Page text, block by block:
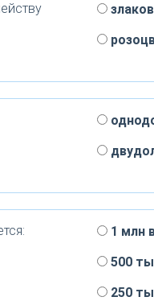
1 млн
500
250